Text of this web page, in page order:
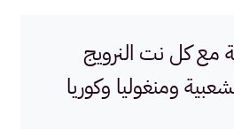
كما لروسيا حدود مشتركة مع كل نت النرويج
ومنغوليا وكوريا